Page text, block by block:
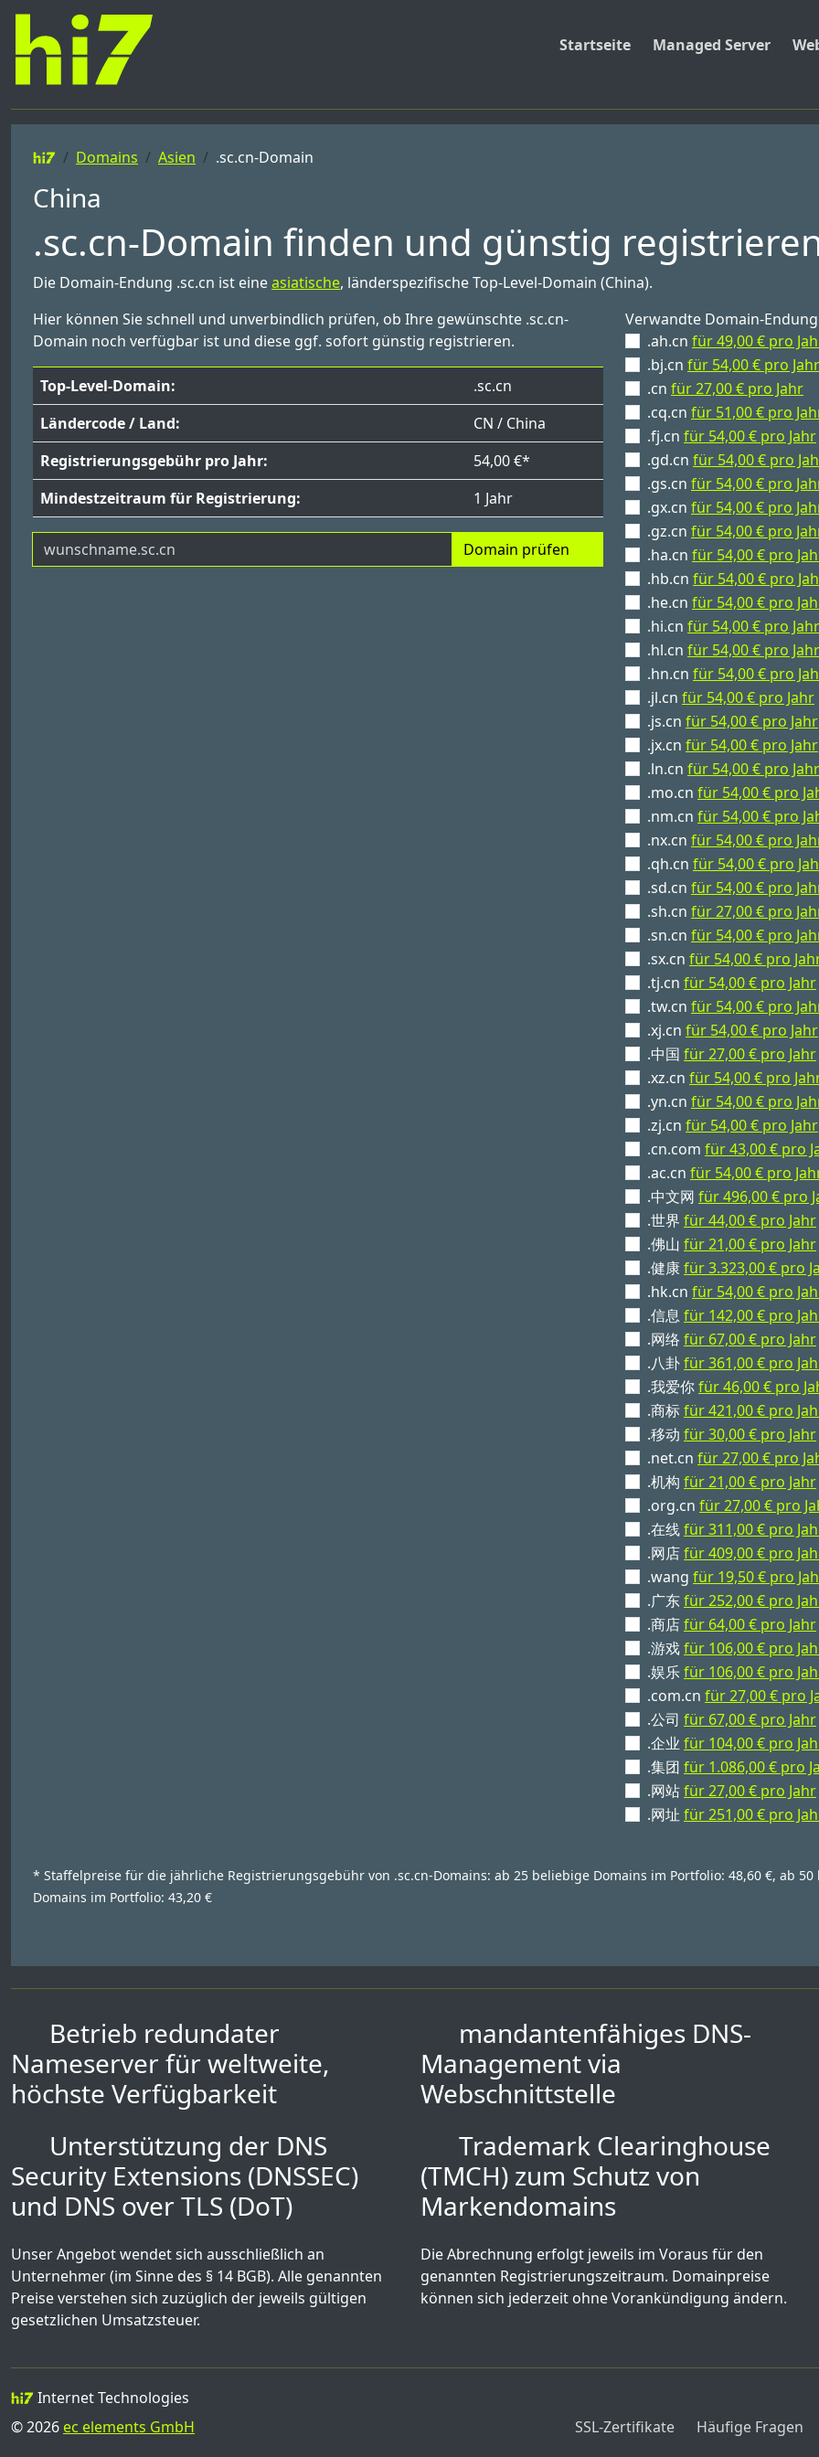
Startseite Managed Server
Domains Asien .sc.cn-Domain
China
.sc.cn-Domain finden und günstig
Die Domain-Endung .sc.cn ist eineasiatische, länderspezifische Top-Level-Domain (China).
Hier können Sie schnell und unverbindlich prüfen, ob Ihre gewünschte .sc.cn-
Domain noch verfügbar ist und diese ggf. sofort günstig registrieren.
Top-Level-Domain:
.sc.cn
Ländercode / Land:
CN / China
Registrierungsgebühr pro Jahr:
54,00 €*
Mindestzeitraum für Registrierung:
1 Jahr
Domain prüfen
Verwandte Domain-
.ah.cn für 49,00 € pro
.bj.cn für 54,00 € pro Jahr
.cn für 27,00 € pro Jahr
.cq.cn für 51,00 € pro
.fj.cn für 54,00 € pro Jahr
.gd.cn für 54,00 € pro
.gs.cn für 54,00 € pro
.gx.cn für 54,00 € pro
.gz.cn für 54,00 € pro
.ha.cn für 54,00 € pro
.hb.cn für 54,00 € pro
.he.cn für 54,00 € pro
.hi.cn für 54,00 € pro Jahr
.hl.cn für 54,00 € pro Jahr
.hn.cn für 54,00 € pro
.jl.cn für 54,00 € pro Jahr
.js.cn für 54,00 € pro Jahr
.jx.cn für 54,00 € pro Jahr
.ln.cn für 54,00 € pro Jahr
.mo.cn für 54,00 € pro
.nm.cn für 54,00 € pro
.nx.cn für 54,00 € pro
.qh.cn für 54,00 € pro
.sd.cn für 54,00 € pro
.sh.cn für 27,00 € pro
.sn.cn für 54,00 € pro
.sx.cn für 54,00 € pro
.tj.cn für 54,00 € pro Jahr
.tw.cn für 54,00 € pro
.xj.cn für 54,00 € pro Jahr
.中国 für 27,00 € pro Jahr
.xz.cn für 54,00 € pro
.yn.cn für 54,00 € pro
.zj.cn für 54,00 € pro Jahr
.cn.com für 43,00 € pro
.ac.cn für 54,00 € pro
.中文网 für 496,00 € pro
.世界 für 44,00 € pro Jahr
.佛山 für 21,00 € pro Jahr
.健康für 3.323,00 € pro
.hk.cn für 54,00 € pro
.信息 für 142,00 € pro
.网络 für 67,00 € pro Jahr
.八卦für 361,00 € pro
.我爱你für 46,00 € pro
.商标für 421,00 € pro
.移动 für 30,00 € pro Jahr
.net.cn für 27,00 € pro
.机构 für 21,00 € pro Jahr
.org.cn für 27,00 € pro
.在线für 311,00 € pro
.网店für 409,00 € pro
.wang für 19,50 € pro
.广东für 252,00 € pro
.商店für 64,00 € pro Jahr
.游戏für 106,00 € pro
.娱乐für 106,00 € pro
.com.cn für 27,00 € pro
.公司 für 67,00 € pro Jahr
.企业 für 104,00 € pro
.集团 für 1.086,00 € pro
.网站für 27,00 € pro Jahr
.网址 für 251,00 € pro
* Staffelpreise für die jährliche Registrierungsgebühr von .sc.cn-Domains: ab 25 beliebige Domains im Portfolio: 48,60 €, ab
Domains im Portfolio: 43,20 €
Betrieb redundater
Nameserver für weltweite,
höchste Verfügbarkeit
mandantenfähiges DNS-
Management via
Webschnittstelle
Unterstützung der DNS
Security Extensions (DNSSEC)
und DNS over TLS (DoT)
Trademark Clearinghouse
(TMCH) zum Schutz von
Markendomains
Unser Angebot wendet sich ausschließlich an
Unternehmer (im Sinne des § 14 BGB). Alle genannten
Preise verstehen sich zuzüglich der jeweils gültigen
gesetzlichen Umsatzsteuer.
Die Abrechnung erfolgt jeweils im Voraus für den
genannten Registrierungszeitraum. Domainpreise
können sich jederzeit ohne Vorankündigung ändern.
Internet Technologies
© 2026 ec elements GmbH
SSL-Zertifikate
Häufige Fragen